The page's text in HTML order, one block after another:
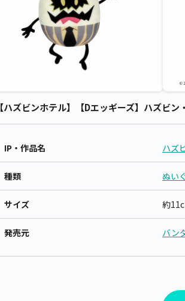
【ハズビンホテル】【Dエッギーズ】ハズビ
IP・作品名 ハズ
種類 ぬい
サイズ 約
発売元 バン